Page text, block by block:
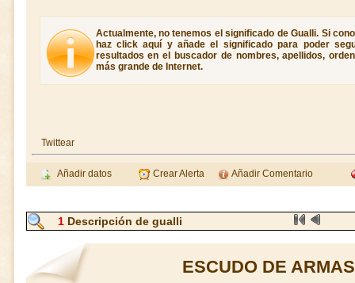
Actualmente, no tenemos el significado de Gualli. Si
haz click aquí y añade el significado para poder
resultados en el buscador de nombres, apellidos,
más grande de Internet.
Twittear
Añadir datos Crear Alerta Añadir Comentario
1 Descripción de gualli
ESCUDO DE